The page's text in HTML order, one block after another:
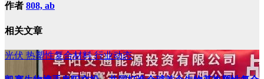
作者 808, ab
相关文章
光伏 热塑性复合材料行业动态